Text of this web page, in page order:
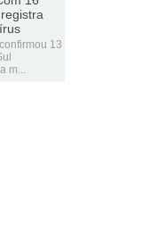
13
m...